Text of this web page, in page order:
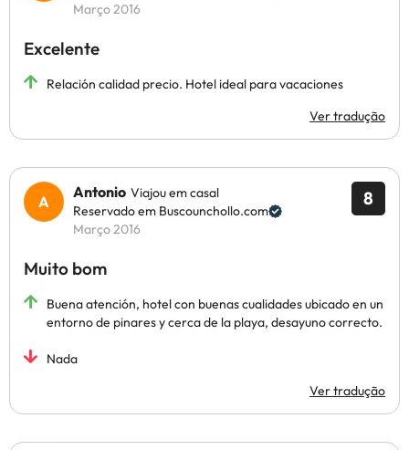
Março 2016
Excelente
Relación calidad precio. Hotel ideal para vacaciones
Ver tradução
8
Antonio Viajou em casal
Reservado em Buscounchollo.com
Março 2016
Muito bom
Buena atención, hotel con buenas cualidades ubicado en un
entorno de pinares y cerca de la playa, desayuno correcto.
Nada
Ver tradução